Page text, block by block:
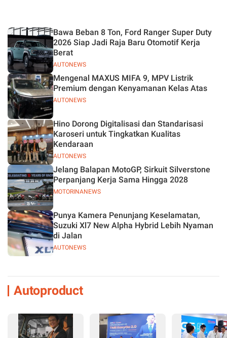
AUTONEWS
Bawa Beban 8 Ton, Ford Ranger Super Duty
2026 Siap Jadi Raja Baru Otomotif Kerja
Berat
AUTONEWS
Mengenal MAXUS MIFA 9, MPV Listrik
Premium dengan Kenyamanan Kelas Atas
AUTONEWS
Hino Dorong Digitalisasi dan Standarisasi
Karoseri untuk Tingkatkan Kualitas
Kendaraan
MOTORINANEWS
Jelang Balapan MotoGP, Sirkuit Silverstone
Perpanjang Kerja Sama Hingga 2028
AUTONEWS
Punya Kamera Penunjang Keselamatan,
Suzuki Xl7 New Alpha Hybrid Lebih Nyaman
di Jalan
Autoproduct